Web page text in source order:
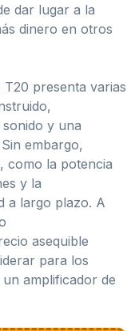
dar lugar a la
dinero en otros
presenta varias
y una
embargo,
como la potencia
y la
a largo plazo. A
asequible
para los
amplificador de